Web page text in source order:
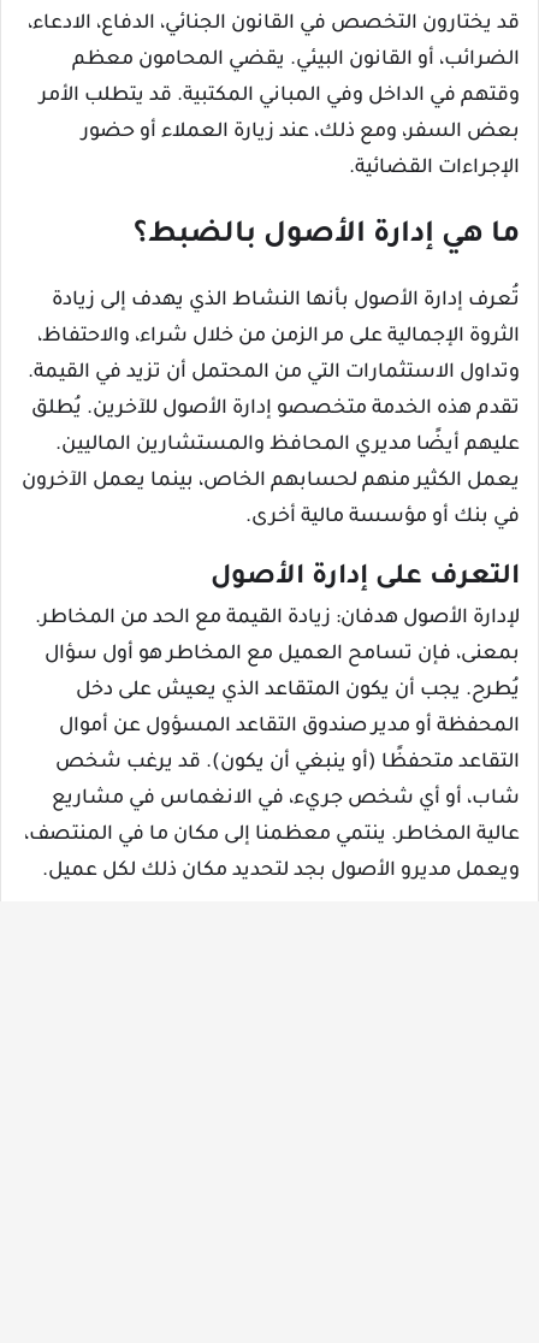
قد يختارون التخصص في القانون الجنائي، الدفاع، الادعاء،
الضرائب، أو القانون البيئي. يقضي المحامون معظم
وقتهم في الداخل وفي المباني المكتبية. قد يتطلب الأمر
بعض السفر، ومع ذلك، عند زيارة العملاء أو حضور
الإجراءات القضائية.
ما هي إدارة الأصول بالضبط؟
تُعرف إدارة الأصول بأنها النشاط الذي يهدف إلى زيادة
الثروة الإجمالية على مر الزمن من خلال شراء، والاحتفاظ،
وتداول الاستثمارات التي من المحتمل أن تزيد في القيمة.
تقدم هذه الخدمة متخصصو إدارة الأصول للآخرين. يُطلق
عليهم أيضًا مديري المحافظ والمستشارين الماليين.
يعمل الكثير منهم لحسابهم الخاص، بينما يعمل الآخرون
في بنك أو مؤسسة مالية أخرى.
التعرف على إدارة الأصول
لإدارة الأصول هدفان: زيادة القيمة مع الحد من المخاطر.
بمعنى، فإن تسامح العميل مع المخاطر هو أول سؤال
يُطرح. يجب أن يكون المتقاعد الذي يعيش على دخل
المحفظة أو مدير صندوق التقاعد المسؤول عن أموال
التقاعد متحفظًا (أو ينبغي أن يكون). قد يرغب شخص
شاب، أو أي شخص جريء، في الانغماس في مشاريع
عالية المخاطر. ينتمي معظمنا إلى مكان ما في المنتصف،
ويعمل مديرو الأصول بجد لتحديد مكان ذلك لكل عميل.